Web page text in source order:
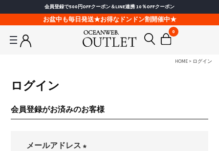
会員登録で500円OFFクーポン＆LINE連携 10％OFFクーポン
お盆中も毎日発送★お得なドンドン割開催中★
0
HOME ログイン
ログイン
会員登録がお済みのお客様
メールアドレス